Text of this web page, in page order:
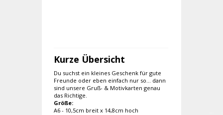
Kurze Übersicht
Du suchst ein kleines Geschenk für gute
Freunde oder eben einfach nur so... dann
sind unsere Gruß- & Motivkarten genau
das Richtige.
Größe:
A6 - 10,5cm breit x 14,8cm hoch